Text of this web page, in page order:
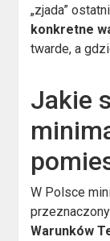
„zjada”
konkretne
twarde, a
Jakie
W Polsce
Warunków